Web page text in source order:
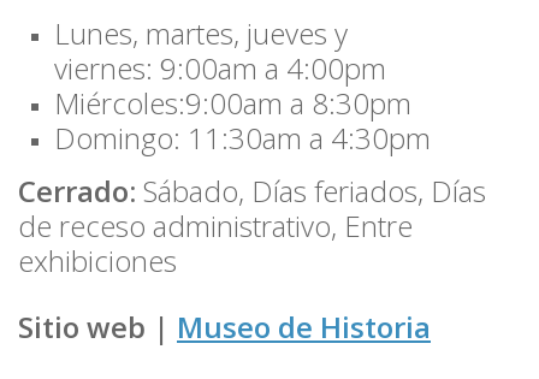
Lunes, martes, jueves y
viernes: 9:00am a 4:00pm
Miércoles:9:00am a 8:30pm
Domingo: 11:30am a 4:30pm
Cerrado: Sábado, Días feriados, Días
de receso administrativo, Entre
exhibiciones
Sitio web | Museo de Historia